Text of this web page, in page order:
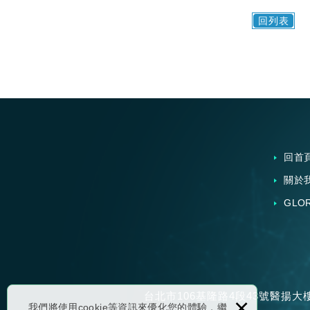
我們將使用cookie等資訊來優化您的體驗，繼
回列表
回首
關於
台北市106基隆路4段43號醫揚大